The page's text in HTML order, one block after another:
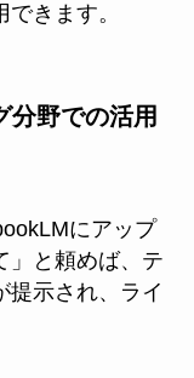
きます。
分野での活用
にアップ
」と頼めば、テ
提示され、ライ